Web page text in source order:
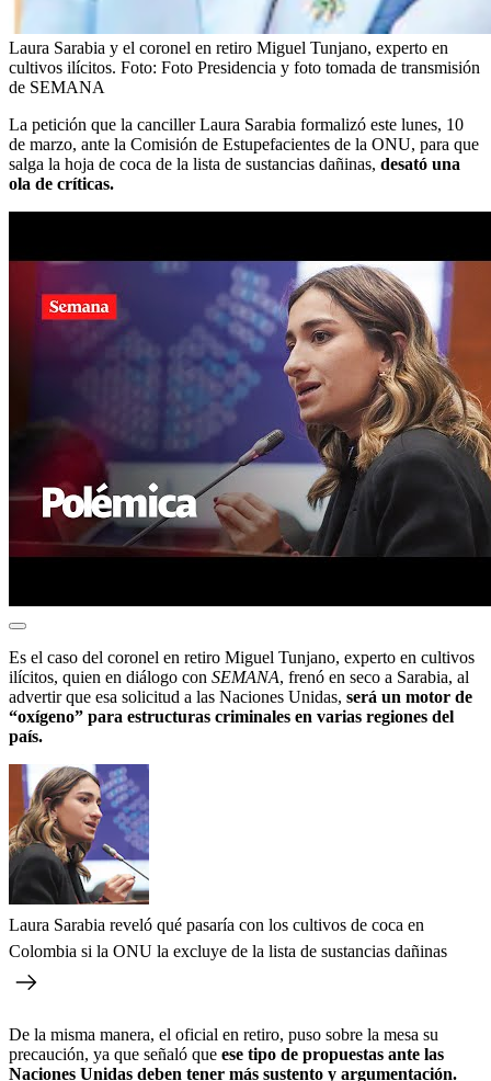
Laura Sarabia y el coronel en retiro Miguel Tunjano, experto en
cultivos ilícitos. Foto: Foto Presidencia y foto tomada de transmisión
de SEMANA
La petición que la canciller Laura Sarabia formalizó este lunes, 10
de marzo, ante la Comisión de Estupefacientes de la ONU, para que
salga la hoja de coca de la lista de sustancias dañinas, desató una
ola de críticas.
Es el caso del coronel en retiro Miguel Tunjano, experto en cultivos
ilícitos, quien en diálogo con SEMANA, frenó en seco a Sarabia, al
advertir que esa solicitud a las Naciones Unidas, será un motor de
“oxígeno” para estructuras criminales en varias regiones del
país.
Laura Sarabia reveló qué pasaría con los cultivos de coca en
Colombia si la ONU la excluye de la lista de sustancias dañinas
De la misma manera, el oficial en retiro, puso sobre la mesa su
precaución, ya que señaló que ese tipo de propuestas ante las
Naciones Unidas deben tener más sustento y argumentación.